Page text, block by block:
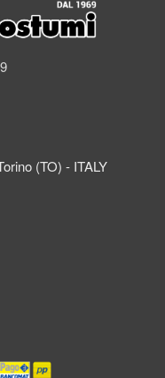
(TO) - ITALY